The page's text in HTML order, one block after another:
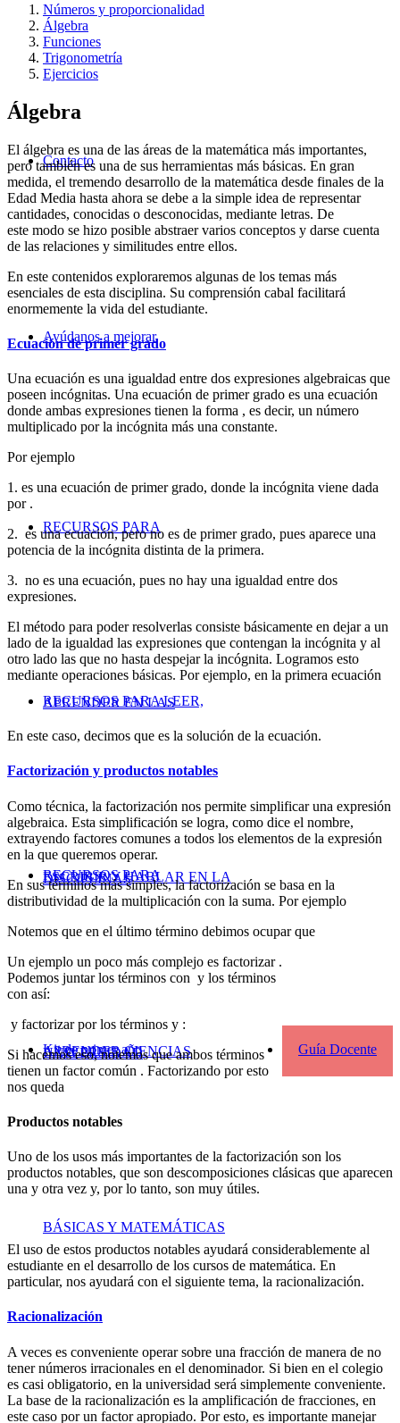
Contacto
Ayúdanos a mejorar
RECURSOS PARA
APRENDER EN LAS
DISCIPLINAS
RECURSOS PARA LEER,
ESCRIBIR Y HABLAR EN LA
UNIVERSIDAD
RECURSOS PARA
APRENDER CIENCIAS
BÁSICAS Y MATEMÁTICAS
Guía Docente
Kit de primer año
Números y proporcionalidad
Álgebra
Funciones
Trigonometría
Ejercicios
Álgebra
El álgebra es una de las áreas de la matemática más importantes,
pero también es una de sus herramientas más básicas. En gran
medida, el tremendo desarrollo de la matemática desde finales de la
Edad Media hasta ahora se debe a la simple idea de representar
cantidades, conocidas o desconocidas, mediante letras. De
este modo se hizo posible abstraer varios conceptos y darse cuenta
de las relaciones y similitudes entre ellos.
En este contenidos exploraremos algunas de los temas más
esenciales de esta disciplina. Su comprensión cabal facilitará
enormemente la vida del estudiante.
Ecuación de primer grado
Una ecuación es una igualdad entre dos expresiones algebraicas que
poseen incógnitas. Una ecuación de primer grado es una ecuación
donde ambas expresiones tienen la forma , es decir, un número
multiplicado por la incógnita más una constante.
Por ejemplo
1. es una ecuación de primer grado, donde la incógnita viene dada
por .
2. es una ecuación, pero no es de primer grado, pues aparece una
potencia de la incógnita distinta de la primera.
3. no es una ecuación, pues no hay una igualdad entre dos
expresiones.
El método para poder resolverlas consiste básicamente en dejar a un
lado de la igualdad las expresiones que contengan la incógnita y al
otro lado las que no hasta despejar la incógnita. Logramos esto
mediante operaciones básicas. Por ejemplo, en la primera ecuación
En este caso, decimos que es la solución de la ecuación.
Factorización y productos notables
Como técnica, la factorización nos permite simplificar una expresión
algebraica. Esta simplificación se logra, como dice el nombre,
extrayendo factores comunes a todos los elementos de la expresión
en la que queremos operar.
En sus términos más simples, la factorización se basa en la
distributividad de la multiplicación con la suma. Por ejemplo
Notemos que en el último término debimos ocupar que
Un ejemplo un poco más complejo es factorizar .
Podemos juntar los términos con y los términos
con así:
y factorizar por los términos y :
Si hacemos eso, notemos que ambos términos
tienen un factor común . Factorizando por esto
nos queda
Productos notables
Uno de los usos más importantes de la factorización son los
productos notables, que son descomposiciones clásicas que aparecen
una y otra vez y, por lo tanto, son muy útiles.
El uso de estos productos notables ayudará considerablemente al
estudiante en el desarrollo de los cursos de matemática. En
particular, nos ayudará con el siguiente tema, la racionalización.
Racionalización
A veces es conveniente operar sobre una fracción de manera de no
tener números irracionales en el denominador. Si bien en el colegio
es casi obligatorio, en la universidad será simplemente conveniente.
La base de la racionalización es la amplificación de fracciones, en
este caso por un factor apropiado. Por esto, es importante manejar